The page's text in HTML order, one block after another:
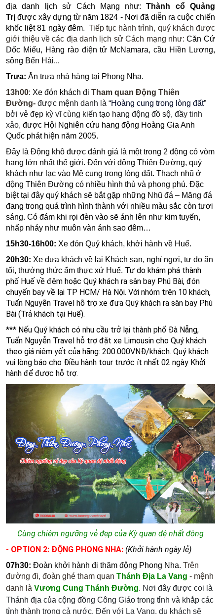
địa danh lịch sử Cách Mạng như:Thành cổ Quảng
Trị được xây dựng từ năm 1824 - Nơi đã diễn ra cuộc chiến
khốc liệt 81 ngày đêm. Tiếp tục hành trình, quý khách được
giới thiệu về các địa danh lịch sử Cách mạng như: Căn Cứ
Dốc Miếu, Hàng rào điện tử McNamara, cầu Hiền Lương,
sông Bến Hải...
Trưa: Ăn trưa nhà hàng tại Phong Nha.
13h00: Xe đón khách điTham quan Động Thiên
Đường-được mệnh danh là “Hoàng cung trong lòng đất”
bởi vẻ đẹp kỳ vĩ cùng kiến tạo hang động đồ sộ, đầy tinh
xảo,được Hội Nghiên cứu hang động Hoàng Gia Anh
Quốc phát hiện năm 2005.
Đây là Động khô được đánh giá là một trong 2 động có vòm
hang lớn nhất thế giới. Đến với động Thiên Đường, quý
khách như lạc vào Mê cung trong lòng đất. Thạch nhũ ở
động Thiên Đường có nhiều hình thù và phong phú. Đặc
biệt tại đây quý khách sẽ bắt gặp những Nhũ đá – Măng đá
đang trong quá trình hình thành với nhiều màu sắc còn tươi
sáng. Có đám khi rọi đèn vào sẽ ánh lên như kim tuyến,
nhấp nháy như muôn vàn ánh sao đêm…
15h30-16h00: Xe đón Quý khách, khởi hành về Huế.
20h30: Xe đưa khách về lại Khách sạn, nghỉ ngơi, tự do ăn
tối, thưởng thức ẩm thực xứ Huế. Tự do khám phá thành
phố Huế về đêm hoặc Quý khách ra sân bay Phú Bài, đón
chuyến bay về lại TP HCM/ Hà Nội. Với nhóm trên 10 khách,
Tuấn Nguyễn Travel hỗ trợ xe đưa Quý khách ra sân bay Phú
Bài (Trả khách tại Huế).
*** Nếu Quý khách có nhu cầu trở lại thành phố Đà Nẵng,
Tuấn Nguyễn Travel hỗ trợ đặt xe Limousin cho Quý khách
theo giá niêm yết của hãng: 200.000VNĐ/khách. Quý khách
vui lòng báo cho Điều hành tour trước ít nhất 02 ngày Khởi
hành để được hỗ trợ.
Cùng chiêm ngưỡng vẻ đẹp của Kỳ quan đệ nhất động
- OPTION 2: ĐỘNG PHONG NHA: (Khởi hành ngày lẻ)
07h30: Đoàn khởi hành đi thăm động Phong Nha.Trên
đường đi, đoàn ghé tham quanThánh Địa La Vang - mệnh
danh làVương Cung Thánh Đường. Nơi đây được coi là
Thánh địa của cộng đồng Công Giáo trong tỉnh và khắp các
tỉnh thành trong cả nước. Đến với La Vang, du khách sẽ